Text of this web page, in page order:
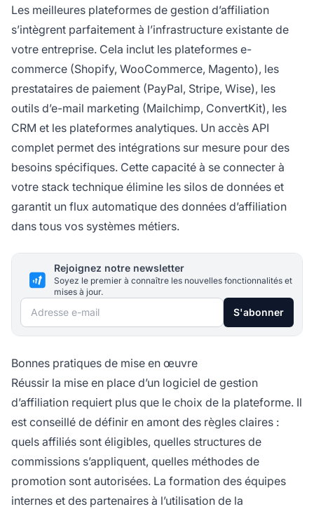
Les meilleures plateformes de gestion d’affiliation
s’intègrent parfaitement à l’infrastructure existante de
votre entreprise. Cela inclut les plateformes e-
commerce (Shopify, WooCommerce, Magento), les
prestataires de paiement (PayPal, Stripe, Wise), les
outils d’e-mail marketing (Mailchimp, ConvertKit), les
CRM et les plateformes analytiques. Un accès API
complet permet des intégrations sur mesure pour des
besoins spécifiques. Cette capacité à se connecter à
votre stack technique élimine les silos de données et
garantit un flux automatique des données d’affiliation
dans tous vos systèmes métiers.
Rejoignez notre newsletter
Soyez le premier à connaître les nouvelles fonctionnalités et
mises à jour.
Adresse e-mail S'abonner
Bonnes pratiques de mise en œuvre
Réussir la mise en place d’un logiciel de gestion
d’affiliation requiert plus que le choix de la plateforme. Il
est conseillé de définir en amont des règles claires :
quels affiliés sont éligibles, quelles structures de
commissions s’appliquent, quelles méthodes de
promotion sont autorisées. La formation des équipes
internes et des partenaires à l’utilisation de la